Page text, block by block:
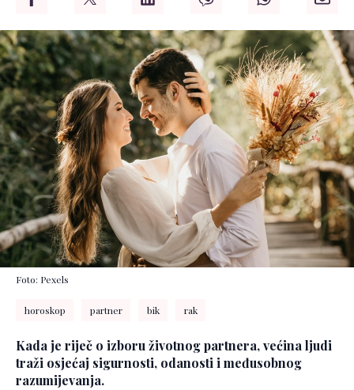
Foto: Pexels
horoskop partner bik rak
Kada je riječ o izboru životnog partnera, većina ljudi
traži osjećaj sigurnosti, odanosti i međusobnog
razumijevanja.